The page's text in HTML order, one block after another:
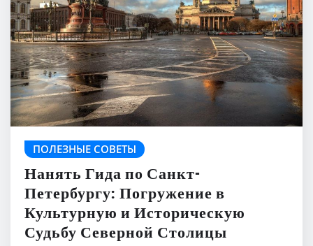
ПОЛЕЗНЫЕ СОВЕТЫ
Нанять Гида по Санкт-
Петербургу: Погружение в
Культурную и Историческую
Судьбу Северной Столицы